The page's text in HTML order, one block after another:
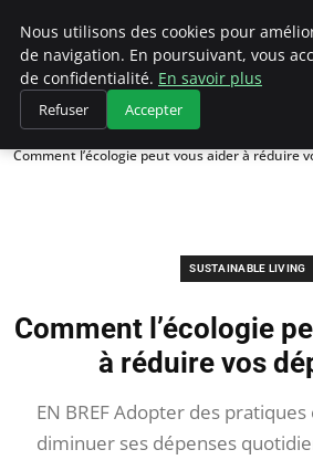
Accueil
Sustainable Living
Comment l’écologie peut vous aider à réduire
SUSTAINABLE LIVING
Comment l’écologie
à réduire vos
EN BREF Adopter des
diminuer ses dépenses
Nous utilisons des cookies pour
de navigation. En poursuivant, vous
de confidentialité. En savoir plus
Refuser Accepter